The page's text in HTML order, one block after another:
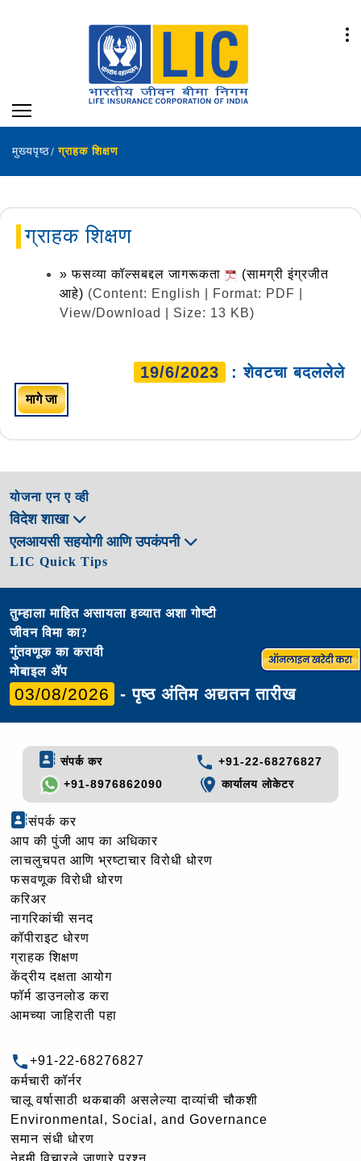
मुख्यपृष्ठ ग्राहक शिक्षण
ग्राहक शिक्षण
» फसव्या कॉल्सबद्दल जागरूकता
(सामग्री इंग्रजीत
आहे) (Content: English | Format: PDF |
View/Download | Size: 13 KB)
19/6/2023 : शेवटचा बदललेले
मागे जा
योजना एन ए व्ही
विदेश शाखा
एलआयसी सहयोगी आणि उपकंपनी
LIC Quick Tips
तुम्हाला माहित असायला हव्यात अशा गोष्टी
जीवन विमा का?
गुंतवणूक का करावी
मोबाइल ॲप
03/08/2026 - पृष्ठ अंतिम अद्यतन तारीख
संपर्क कर
+91-22-68276827
+91-8976862090
कार्यालय लोकेटर
संपर्क कर
आप की पुंजी आप का अधिकार
लाचलुचपत आणि भ्रष्टाचार विरोधी धोरण
फसवणूक विरोधी धोरण
करिअर
नागरिकांची सनद
कॉपीराइट धोरण
ग्राहक शिक्षण
केंद्रीय दक्षता आयोग
फॉर्म डाउनलोड करा
आमच्या जाहिराती पहा
+91-22-68276827
कर्मचारी कॉर्नर
चालू वर्षासाठी थकबाकी असलेल्या दाव्यांची चौकशी
Environmental, Social, and Governance
समान संधी धोरण